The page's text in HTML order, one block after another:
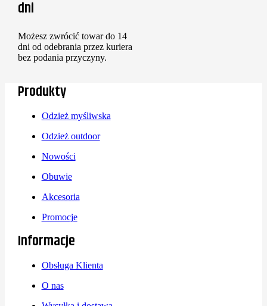
dni
Możesz zwrócić towar do 14
dni od odebrania przez kuriera
bez podania przyczyny.
Produkty
Odzież myśliwska
Odzież outdoor
Nowości
Obuwie
Akcesoria
Promocje
Informacje
Obsługa Klienta
O nas